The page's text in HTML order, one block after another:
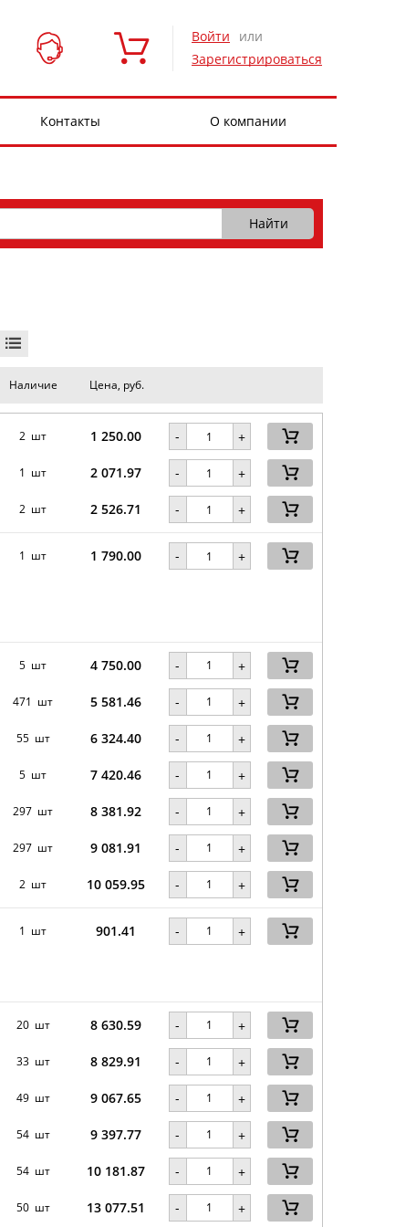
Войти
или
Зарегистрироваться
Контакты О компании
Наличие Цена, руб.
2 шт 1 250.00 - +
1 шт 2 071.97 - +
2 шт 2 526.71 - +
1 шт 1 790.00 - +
5 шт 4 750.00 - +
471 шт 5 581.46 - +
55 шт 6 324.40 - +
5 шт 7 420.46 - +
297 шт 8 381.92 - +
297 шт 9 081.91 - +
2 шт 10 059.95 - +
1 шт 901.41 - +
20 шт 8 630.59 - +
33 шт 8 829.91 - +
49 шт 9 067.65 - +
54 шт 9 397.77 - +
54 шт 10 181.87 - +
50 шт 13 077.51 - +